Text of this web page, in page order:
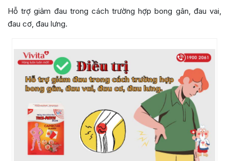
Hỗ trợ giảm đau trong cách trường hợp bong gân, đau vai,
đau cơ, đau lưng.